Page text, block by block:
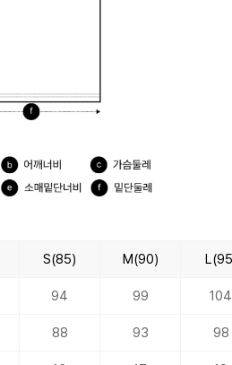
S(85) M(90)
94 99 104
88 93 98